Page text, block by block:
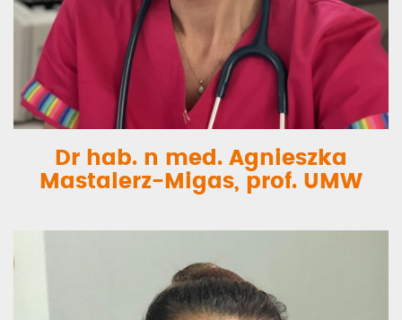
Dr hab. n med. Agnieszka
Mastalerz-Migas, prof. UMW